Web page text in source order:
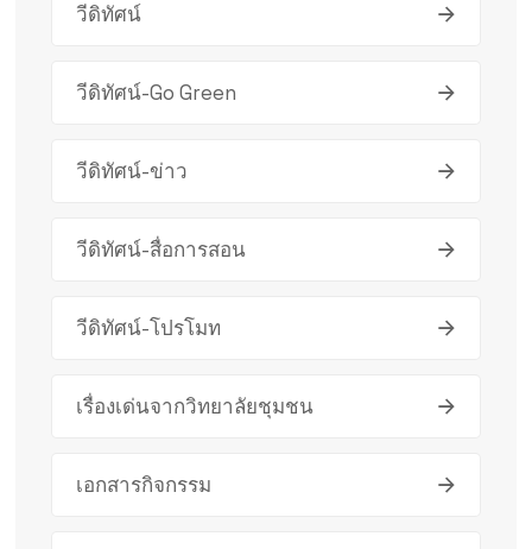
วีดิทัศน์
วีดิทัศน์-Go Green
วีดิทัศน์-ข่าว
วีดิทัศน์-สื่อการสอน
วีดิทัศน์-โปรโมท
เรื่องเด่นจากวิทยาลัยชุมชน
เอกสารกิจกรรม